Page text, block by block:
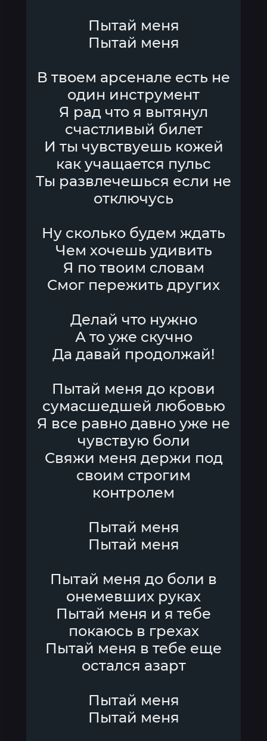
Пытай меня
Пытай меня
В твоем арсенале есть не
один инструмент
Я рад что я вытянул
счастливый билет
И ты чувствуешь кожей
как учащается пульс
Ты развлечешься если не
отключусь
Ну сколько будем ждать
Чем хочешь удивить
Я по твоим словам
Смог пережить других
Делай что нужно
А то уже скучно
Да давай продолжай!
Пытай меня до крови
сумасшедшей любовью
Я все равно давно уже не
чувствую боли
Свяжи меня держи под
своим строгим
контролем
Пытай меня
Пытай меня
Пытай меня до боли в
онемевших руках
Пытай меня и я тебе
покаюсь в грехах
Пытай меня в тебе еще
остался азарт
Пытай меня
Пытай меня